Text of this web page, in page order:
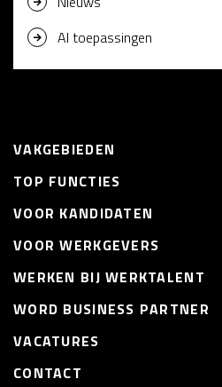
AI toepassingen
VAKGEBIEDEN
TOP FUNCTIES
VOOR KANDIDATEN
VOOR WERKGEVERS
WERKEN BIJ WERKTALENT
WORD BUSINESS PARTNER
VACATURES
CONTACT